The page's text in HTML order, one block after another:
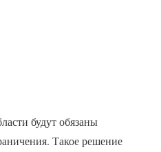
будут обязаны
Такое решение